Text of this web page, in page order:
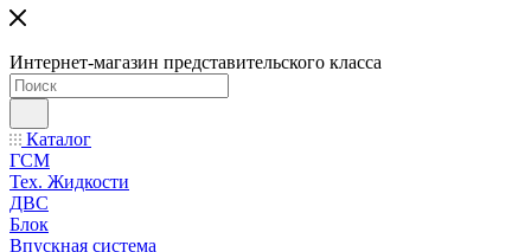
Интернет-магазин представительского класса
Каталог
ГСМ
Тех. Жидкости
ДВС
Блок
Впускная система